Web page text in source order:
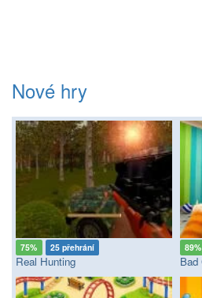
Nové hry
75% 25 přehrání
Real Hunting
89%